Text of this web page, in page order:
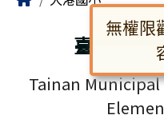
臺南市北
Tainan
無權限
對話框